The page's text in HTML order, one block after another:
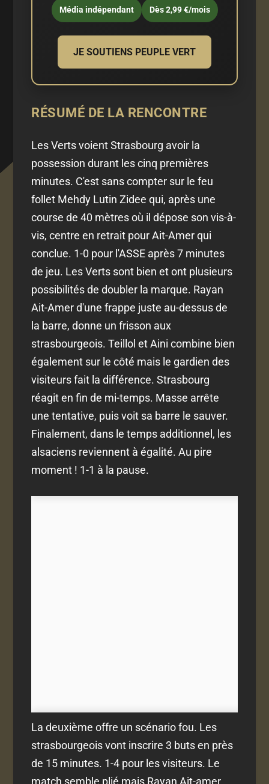
Média indépendant Dès 2,99 €/mois
JE SOUTIENS PEUPLE VERT
RÉSUMÉ DE LA RENCONTRE
Les Verts voient Strasbourg avoir la
possession durant les cinq premières
minutes. C'est sans compter sur le feu
follet Mehdy Lutin Zidee qui, après une
course de 40 mètres où il dépose son vis-à-
vis, centre en retrait pour Ait-Amer qui
conclue. 1-0 pour l'ASSE après 7 minutes
de jeu. Les Verts sont bien et ont plusieurs
possibilités de doubler la marque. Rayan
Ait-Amer d'une frappe juste au-dessus de
la barre, donne un frisson aux
strasbourgeois. Teillol et Aini combine bien
également sur le côté mais le gardien des
visiteurs fait la différence. Strasbourg
réagit en fin de mi-temps. Masse arrête
une tentative, puis voit sa barre le sauver.
Finalement, dans le temps additionnel, les
alsaciens reviennent à égalité. Au pire
moment ! 1-1 à la pause.
La deuxième offre un scénario fou. Les
strasbourgeois vont inscrire 3 buts en près
de 15 minutes. 1-4 pour les visiteurs. Le